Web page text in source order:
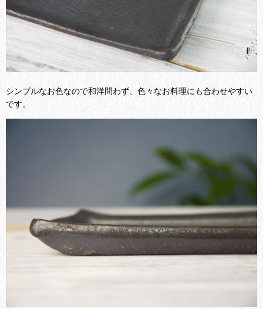
シンプルなお色なので和洋問わず、色々なお料理にも合わせやすい
です。